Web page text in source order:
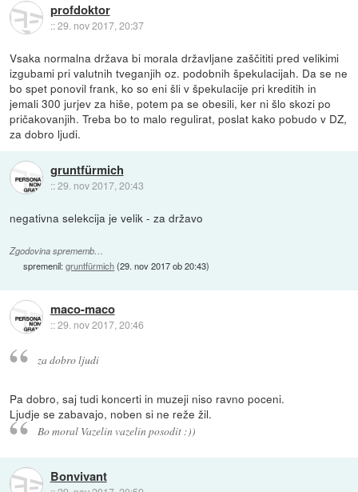
profdoktor
::29. nov 2017, 20:37
Vsaka normalna država bi morala državljane zaščititi pred velikimi
izgubami pri valutnih tveganjih oz. podobnih špekulacijah. Da se ne
bo spet ponovil frank, ko so eni šli v špekulacije pri kreditih in
jemali 300 jurjev za hiše, potem pa se obesili, ker ni šlo skozi po
pričakovanjih. Treba bo to malo regulirat, poslat kako pobudo v DZ,
za dobro ljudi.
gruntfürmich
::29. nov 2017, 20:43
negativna selekcija je velik - za državo
Zgodovina sprememb…
spremenil:gruntfürmich(29. nov 2017 ob 20:43)
maco-maco
::29. nov 2017, 20:46
za dobro ljudi
Pa dobro, saj tudi koncerti in muzeji niso ravno poceni.
Ljudje se zabavajo, noben si ne reže žil.
Bo moral Vazelin vazelin posodit :))
Bonvivant